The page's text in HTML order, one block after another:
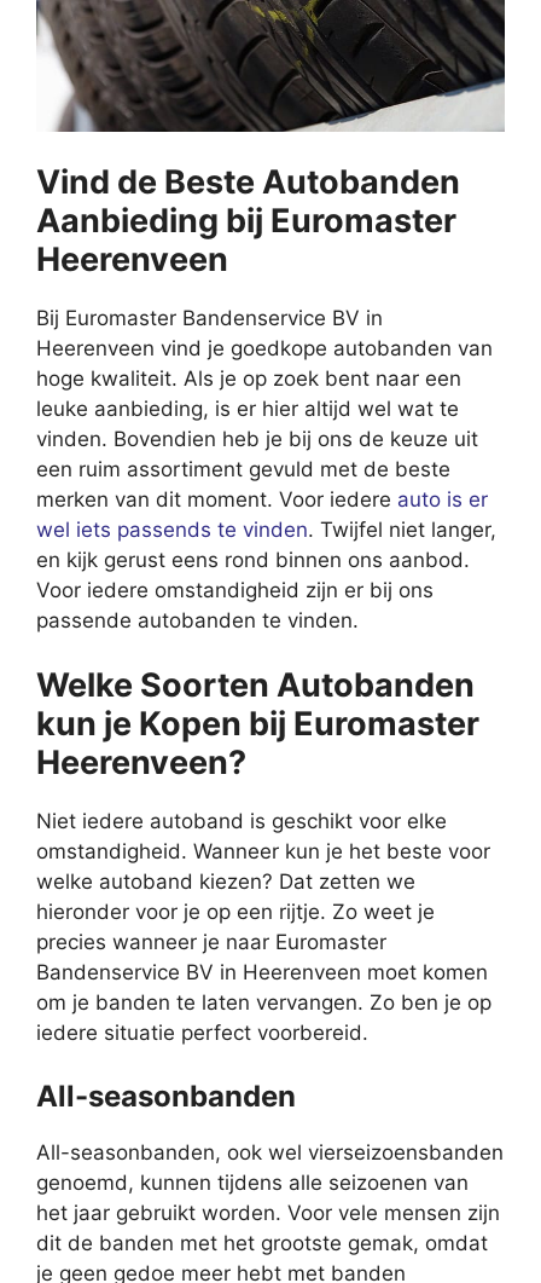
Vind de Beste Autobanden
Aanbieding bij Euromaster
Heerenveen
Bij Euromaster Bandenservice BV in
Heerenveen vind je goedkope autobanden van
hoge kwaliteit. Als je op zoek bent naar een
leuke aanbieding, is er hier altijd wel wat te
vinden. Bovendien heb je bij ons de keuze uit
een ruim assortiment gevuld met de beste
merken van dit moment. Voor iedere auto is er
wel iets passends te vinden. Twijfel niet langer,
en kijk gerust eens rond binnen ons aanbod.
Voor iedere omstandigheid zijn er bij ons
passende autobanden te vinden.
Welke Soorten Autobanden
kun je Kopen bij Euromaster
Heerenveen?
Niet iedere autoband is geschikt voor elke
omstandigheid. Wanneer kun je het beste voor
welke autoband kiezen? Dat zetten we
hieronder voor je op een rijtje. Zo weet je
precies wanneer je naar Euromaster
Bandenservice BV in Heerenveen moet komen
om je banden te laten vervangen. Zo ben je op
iedere situatie perfect voorbereid.
All-seasonbanden
All-seasonbanden, ook wel vierseizoensbanden
genoemd, kunnen tijdens alle seizoenen van
het jaar gebruikt worden. Voor vele mensen zijn
dit de banden met het grootste gemak, omdat
je geen gedoe meer hebt met banden